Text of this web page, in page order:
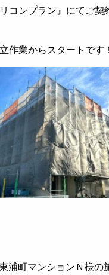
コンプラン』にてご契
作業からスタートです！
町マンションＮ様の